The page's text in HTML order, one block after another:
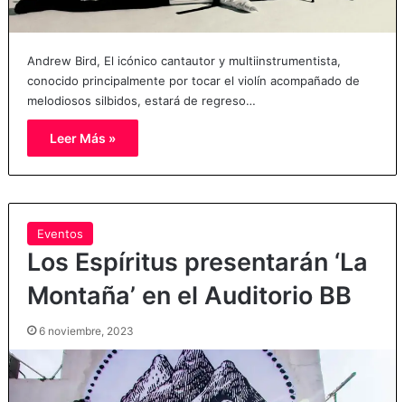
Andrew Bird, El icónico cantautor y multiinstrumentista,
conocido principalmente por tocar el violín acompañado de
melodiosos silbidos, estará de regreso…
Leer Más »
Eventos
Los Espíritus presentarán ‘La
Montaña’ en el Auditorio BB
6 noviembre, 2023